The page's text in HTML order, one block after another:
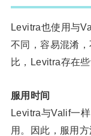
Levitra也使用与
不同，容易混淆
比，Levitra存在些
服用时间
Levitra与Valif一
用。因此，服用